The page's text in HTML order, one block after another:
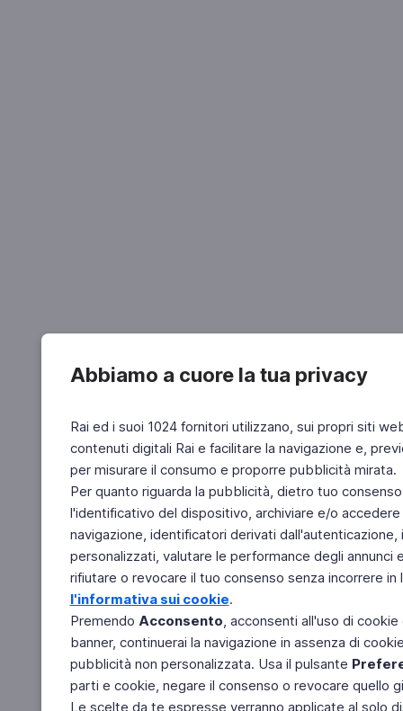
Abbiamo a cuore la tua privacy
Rai ed i suoi 1024 fornitori utilizzano, sui propri siti
contenuti digitali Rai e facilitare la navigazione e,
per misurare il consumo e proporre pubblicità mirata.
Per quanto riguarda la pubblicità, dietro tuo
l'identificativo del dispositivo, archiviare e/o
navigazione, identificatori derivati
personalizzati, valutare le performance degli
rifiutare o revocare il tuo consenso senza incorrere
l'informativa sui cookie.
Premendo Acconsento, acconsenti all'uso di
banner, continuerai la navigazione in assenza di
pubblicità non personalizzata. Usa il pulsante
parti e cookie, negare il consenso o revocare quello
Le scelte da te espresse verranno applicate al solo